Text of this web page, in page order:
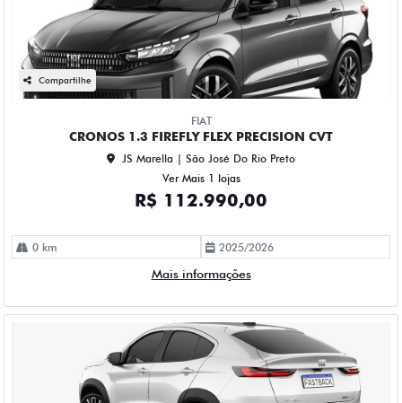
Compartilhe
FIAT
CRONOS 1.3 FIREFLY FLEX PRECISION CVT
JS Marella | São José Do Rio Preto
Ver Mais 1 lojas
R$ 112.990,00
0 km 2025/2026
Mais informações